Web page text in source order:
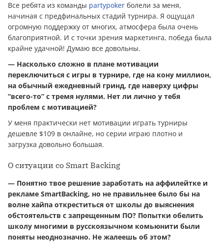
Все ребята из команды partypoker болели за меня,
начиная с предфинальных стадий турнира. Я ощущал
огромную поддержку от многих, атмосфера была очень
благоприятной. И с точки зрения маркетинга, победа была
крайне удачной! Думаю все довольны.
— Насколько сложно в плане мотивации
переключиться с игры в турнире, где на кону миллион,
на обычный ежедневный гринд, где наверху цифры
“всего-то” с тремя нулями. Нет ли лично у тебя
проблем с мотивацией?
У меня практически нет мотивации играть турниры
дешевле $109 в онлайне, но серии играю плотно и
загрузка довольно большая.
О ситуации со Smart Backing
— Понятно твое решение заработать на аффилейтке и
рекламе SmartBacking, но не правильнее было бы на
волне хайпа откреститься от школы до выяснения
обстоятельств с запрещенным ПО? Попытки обелить
школу многими в русскоязычном комьюнити были
поняты неоднозначно. Не жалеешь об этом?